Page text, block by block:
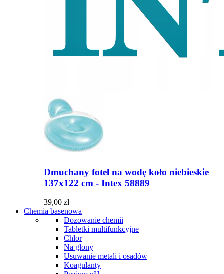
Dmuchany fotel na wodę koło niebieskie
137x122 cm - Intex 58889
39,00 zł
Chemia basenowa
Dozowanie chemii
Tabletki multifunkcyjne
Chlor
Na glony
Usuwanie metali i osadów
Koagulanty